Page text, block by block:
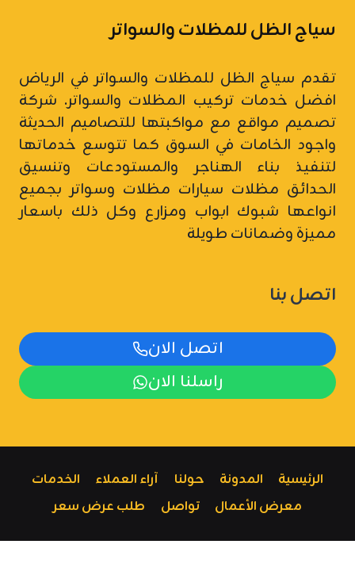
سياج الظل للمظلات والسواتر
تقدم سياج الظل للمظلات والسواتر في الرياض
افضل خدمات تركيب المظلات والسواتر. شركة
تصميم مواقع مع مواكبتها للتصاميم الحديثة
واجود الخامات في السوق كما تتوسع خدماتها
لتنفيذ بناء الهناجر والمستودعات وتنسيق
الحدائق مظلات سيارات مظلات وسواتر بجميع
انواعها شبوك ابواب ومزارع وكل ذلك باسعار
مميزة وضمانات طويلة
اتصل بنا
اتصل الان
راسلنا الان
الرئيسية المدونة حولنا آراء العملاء
الخدمات
معرض الأعمال
تواصل طلب عرض سعر